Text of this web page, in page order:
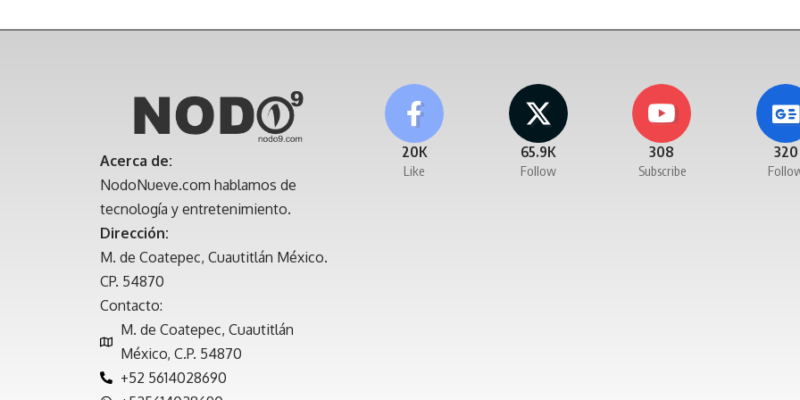
Acerca de:
NodoNueve.com hablamos de
tecnología y entretenimiento.
Dirección:
M. de Coatepec, Cuautitlán México.
CP. 54870
Contacto:
M. de Coatepec, Cuautitlán
México, C.P. 54870
+52 5614028690
20K
Like
65.9K
Follow
308
Subscribe
320